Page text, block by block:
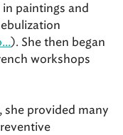
paintings and
). She then began
workshops
she provided many